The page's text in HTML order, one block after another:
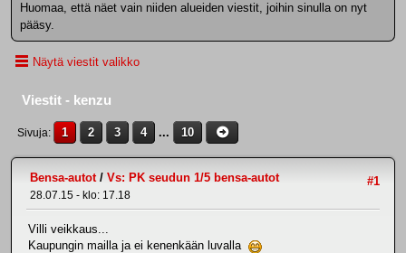
Huomaa, että näet vain niiden alueiden viestit, joihin sinulla on nyt
pääsy.
Näytä viestit valikko
Viestit - kenzu
Sivuja 1 2 3 4 ... 10
#1
Bensa-autot/ Vs: PK seudun 1/5 bensa-autot
28.07.15 - klo: 17.18
Villi veikkaus...
Kaupungin mailla ja ei kenenkään luvalla